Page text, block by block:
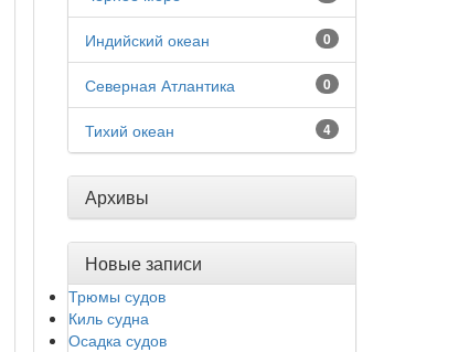
0
Индийский океан
0
Северная Атлантика
4
Тихий океан
Архивы
Новые записи
Трюмы судов
Киль судна
Осадка судов